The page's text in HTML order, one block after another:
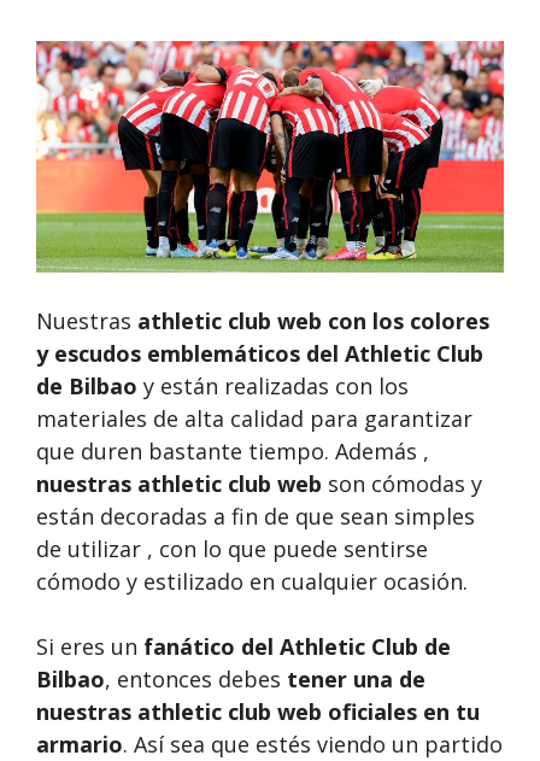
Nuestras athletic club web con los colores
y escudos emblemáticos del Athletic Club
de Bilbao y están realizadas con los
materiales de alta calidad para garantizar
que duren bastante tiempo. Además ,
nuestras athletic club web son cómodas y
están decoradas a fin de que sean simples
de utilizar , con lo que puede sentirse
cómodo y estilizado en cualquier ocasión.
Si eres un fanático del Athletic Club de
Bilbao, entonces debes tener una de
nuestras athletic club web oficiales en tu
armario. Así sea que estés viendo un partido